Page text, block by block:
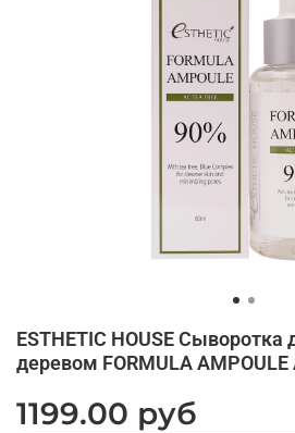
ESTHETIC HOUSE
деревом FORMULA AMPOULE
1199.00 руб